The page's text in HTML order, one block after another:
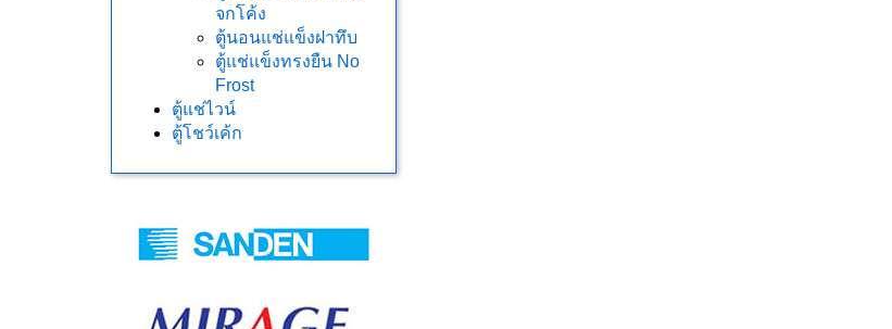
จกโค้ง
ตู้นอนแช่แข็งฝาทึบ
ตู้แช่แข็งทรงยืน No
Frost
ตู้แช่ไวน์
ตู้โชว์เค้ก